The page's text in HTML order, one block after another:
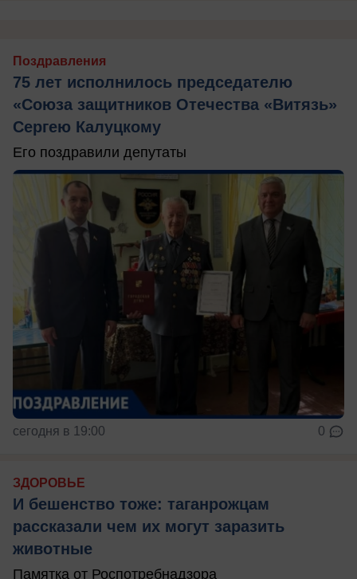
Поздравления
75 лет исполнилось председателю
«Союза защитников Отечества «Витязь»
Сергею Калуцкому
Его поздравили депутаты
сегодня в 19:00 0
ЗДОРОВЬЕ
И бешенство тоже: таганрожцам
рассказали чем их могут заразить
животные
Памятка от Роспотребнадзора